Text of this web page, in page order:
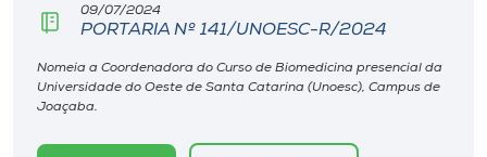
Editora
09/07/2024
PORTARIA Nº 141/UNOESC-R/2024
Nomeia a Coordenadora do Curso de Biomedicina presencial da
Universidade do Oeste de Santa Catarina (Unoesc), Campus de
Joaçaba.